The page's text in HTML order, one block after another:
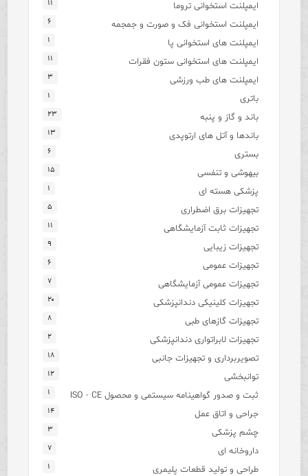
ایمپلنت استخوانی تروما ۱۱
ایمپلنت استخوانی فک و صورت و جمجمه ۶
ایمپلنت های استخوانی پا ۱
ایمپلنت های استخوانی ستون فقرات ۱۱
ایمپلنت های طب ورزشی ۳
باتری ۱
باند و گاز و پنبه ۲۳
باندها و آتل های ارتوپدی ۱۳
بستری ۶
بیهوشی و تنفسی ۱۵
پزشکی هسته ای ۱
تجهیزات برق اضطراری ۵
تجهیزات ثابت آزمایشگاهی ۱۱
تجهیزات زیبایی ۹
تجهیزات عمومی ۶
تجهیزات عمومی آزمایشگاهی ۷
تجهیزات کلینیکی دندانپزشکی ۲۰
تجهیزات گازهای طبی ۸
تجهیزات لابراتواری دندانپزشکی ۲
تصویربرداری و تجهیزات جانبی ۱۸
توانبخشی ۱۲
ثبت و صدور گواهینامه سیستمی و محصول ISO - CE ۱
جراحی و اتاق عمل ۱۴
چشم پزشکی ۳
داروخانه ای ۷
طراحی و تولید قطعات پلیمری ۱